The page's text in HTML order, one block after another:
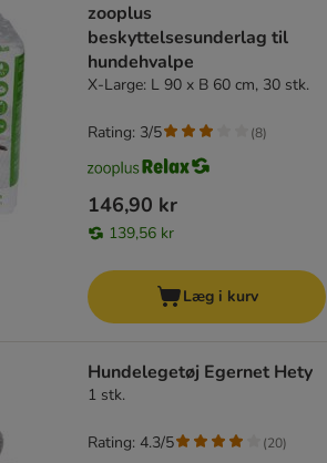
zooplus
beskyttelsesunderlag til
hundehvalpe
X-Large: L 90 x B 60 cm, 30 stk.
146,90 kr
139,56 kr
Rating: 3/5 (8)
Læg i kurv
Hundelegetøj Egernet Hety
1 stk.
Rating: 4.3/5 (20)